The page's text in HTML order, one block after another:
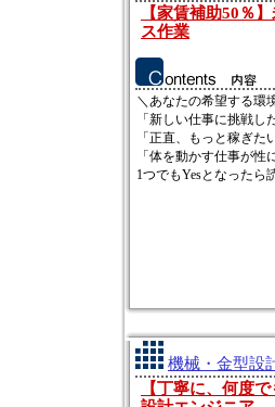
【家賃補助50％
ス作業
＼あなたの希望する環
「新しい仕事に挑戦し
「正直、もっと稼ぎた
「体を動かす仕事が性
1つでもYesとなったら
機械・金型設
【丁寧に、何度